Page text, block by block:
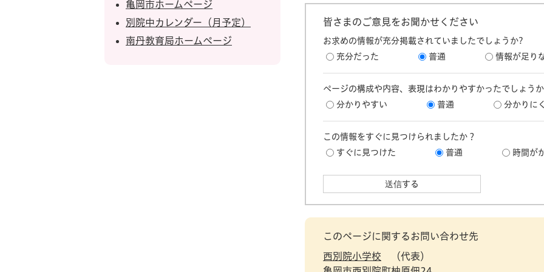
皆さまのご意見をお聞かせください
お求めの情報が充分掲載されていましたでしょうか?
充分だった
普通 情報が足り
ページの構成や内容、表現はわかりやすかったでしょうか
分かりやすい
普通 分かりに
この情報をすぐに見つけられましたか？
すぐに見つけた
普通 時間が
このページに関するお問い合わせ先
西別院小学校
代表
亀岡市ホームページ
別院中カレンダー（月予定）
南丹教育局ホームページ